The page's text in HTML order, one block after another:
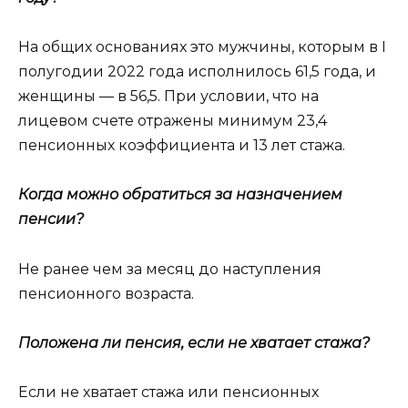
На общих основаниях это мужчины, которым в I
полугодии 2022 года исполнилось 61,5 года, и
женщины — в 56,5. При условии, что на
лицевом счете отражены минимум 23,4
пенсионных коэффициента и 13 лет стажа.
Когда можно обратиться за назначением
пенсии?
Не ранее чем за месяц до наступления
пенсионного возраста.
Положена ли пенсия, если не хватает стажа?
Если не хватает стажа или пенсионных